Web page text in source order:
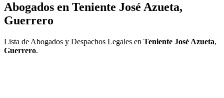
Abogados en Teniente José Azueta,
Guerrero
Lista de Abogados y Despachos Legales en Teniente José Azueta,
Guerrero.